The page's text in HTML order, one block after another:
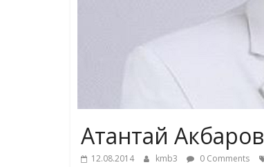
Атантай Акбаров
12.08.2014 kmb3 0 Comments